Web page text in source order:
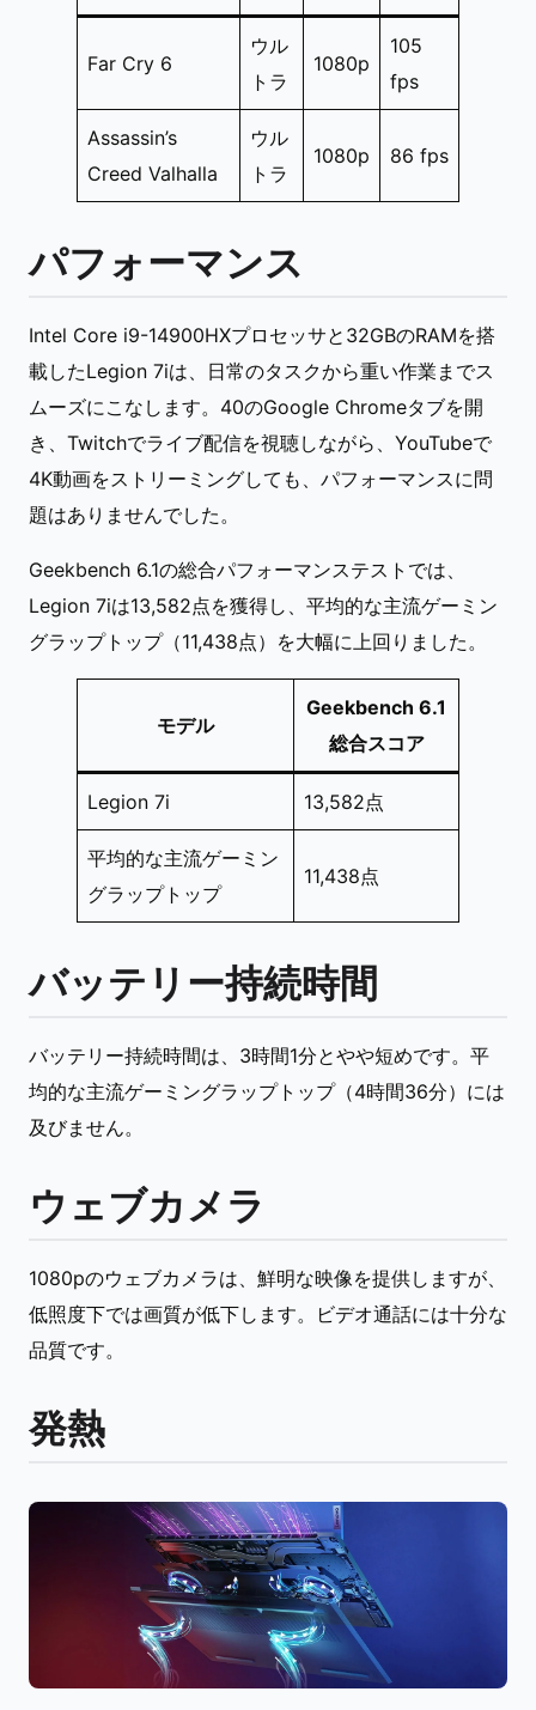
Far Cry 6
ウル
トラ
1080p
105
fps
Assassin’s
Creed Valhalla
ウル
トラ
1080p 86 fps
パフォーマンス
Intel Core i9-14900HXプロセッサと32GBのRAMを搭
載したLegion 7iは、日常のタスクから重い作業までス
ムーズにこなします。40のGoogle Chromeタブを開
き、Twitchでライブ配信を視聴しながら、YouTubeで
4K動画をストリーミングしても、パフォーマンスに問
題はありませんでした。
Geekbench 6.1の総合パフォーマンステストでは、
Legion 7iは13,582点を獲得し、平均的な主流ゲーミン
グラップトップ（11,438点）を大幅に上回りました。
モデル
Geekbench 6.1
総合スコア
Legion 7i 13,582点
平均的な主流ゲーミン
グラップトップ
11,438点
バッテリー持続時間
バッテリー持続時間は、3時間1分とやや短めです。平
均的な主流ゲーミングラップトップ（4時間36分）には
及びません。
ウェブカメラ
1080pのウェブカメラは、鮮明な映像を提供しますが、
低照度下では画質が低下します。ビデオ通話には十分な
品質です。
発熱